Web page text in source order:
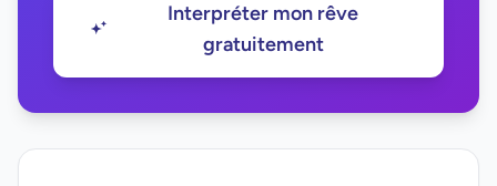
Interpréter mon rêve
gratuitement